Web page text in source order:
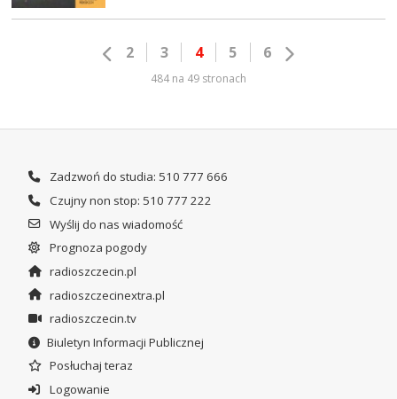
2 3 4 5 6
484 na 49 stronach
Zadzwoń do studia: 510 777 666
Czujny non stop: 510 777 222
Wyślij do nas wiadomość
Prognoza pogody
radioszczecin.pl
radioszczecinextra.pl
radioszczecin.tv
Biuletyn Informacji Publicznej
Posłuchaj teraz
Logowanie